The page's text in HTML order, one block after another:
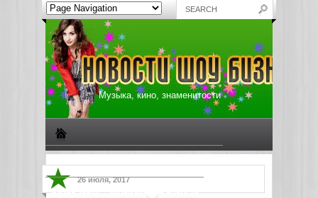
Музыка, кино, знаменитости
Жизнь звезд Музыкальные новости
26 июля, 2017